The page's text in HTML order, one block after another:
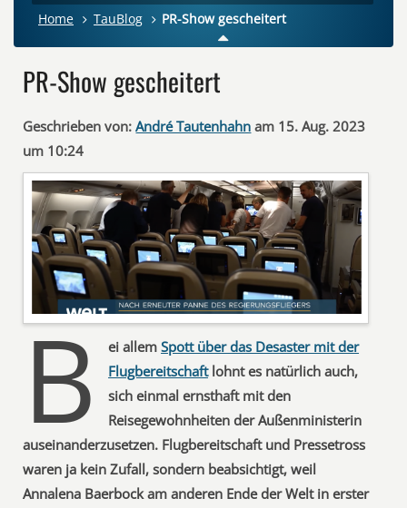
Home TauBlog PR-Show gescheitert
PR-Show gescheitert
Geschrieben von: André Tautenhahn am 15. Aug. 2023
um 10:24
B ei allemSpott über das Desaster mit der
Flugbereitschaftlohnt es natürlich auch,
sich einmal ernsthaft mit den
Reisegewohnheiten der Außenministerin
auseinanderzusetzen. Flugbereitschaft und Pressetross
waren ja kein Zufall, sondern beabsichtigt, weil
Annalena Baerbock am anderen Ende der Welt in erster